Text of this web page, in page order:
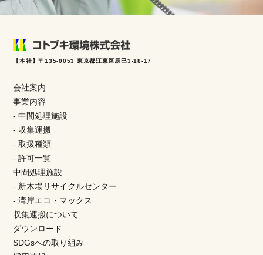
【本社】〒135-0053 東京都江東区辰巳3-18-17
会社案内
事業内容
- 中間処理施設
- 収集運搬
- 取扱種類
- 許可一覧
中間処理施設
- 新木場リサイクルセンター
- 湾岸エコ・マックス
収集運搬について
ダウンロード
SDGsへの取り組み